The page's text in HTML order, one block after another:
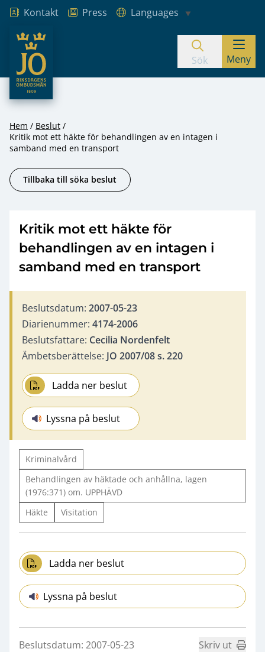
Hoppa till innehåll
Kontakt Press
Languages
JO – Riksdagens Ombudsmän
Sök Meny
Hem
Beslut
Kritik mot ett häkte för behandlingen av en intagen i
samband med en transport
Tillbaka till söka beslut
Kritik mot ett häkte för
behandlingen av en intagen i
samband med en transport
Beslutsdatum: 2007-05-23
Diarienummer: 4174-2006
Beslutsfattare: Cecilia Nordenfelt
Ämbetsberättelse: JO 2007/08 s. 220
Ladda ner beslut
Lyssna på beslut
Kriminalvård
Behandlingen av häktade och anhållna, lagen
(1976:371) om. UPPHÄVD
Häkte
Visitation
Ladda ner beslut
Lyssna på beslut
Beslutsdatum: 2007-05-23 Skriv ut